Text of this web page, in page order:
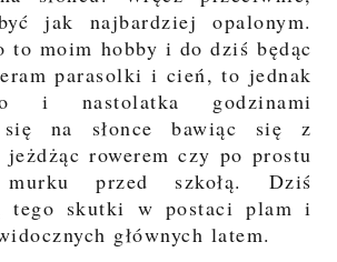
jak najbardziej opalonym.
to moim hobby i do dziś będąc
parasolki i cień, to jednak
i nastolatka godzinami
się na słonce bawiąc się z
rowerem czy po prostu
przed szkołą. Dziś
tego skutki w postaci plam i
głównych latem.